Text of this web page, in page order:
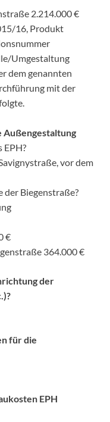
2.214.000 €
16, Produkt
Umgestaltung
dem genannten
mit der
Außengestaltung
EPH?
vor dem
der Biegenstraße?
€
364.000 €
der
für die
EPH